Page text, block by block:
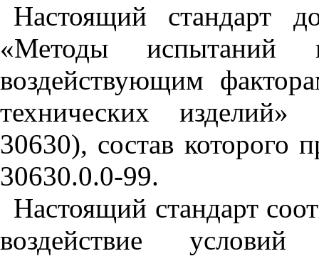
Настоящий стандарт
«Методы
воздействующим
технических
30630), состав
30630.0.0-99.
Настоящий стандарт
воздействие